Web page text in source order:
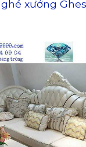
xưởng